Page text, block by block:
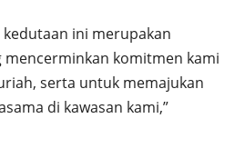
ini merupakan
mencerminkan komitmen kami
serta untuk memajukan
di kawasan kami,”